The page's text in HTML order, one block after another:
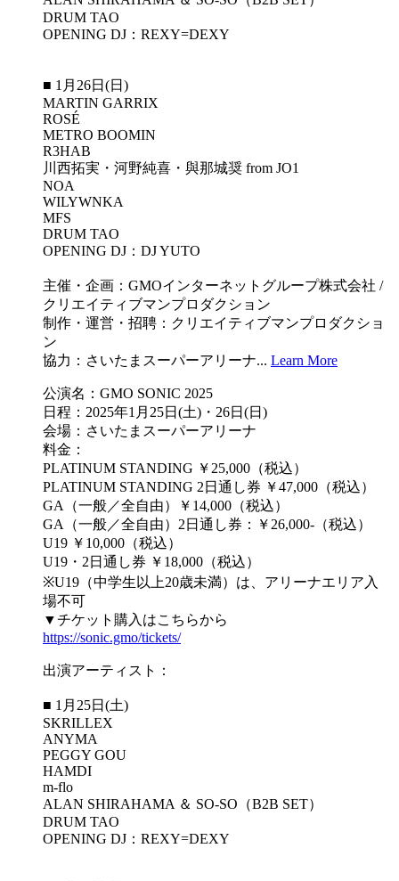
DRUM TAO
OPENING DJ：REXY=DEXY
■ 1月26日(日)
MARTIN GARRIX
ROSÉ
METRO BOOMIN
R3HAB
川西拓実・河野純喜・與那城奨 from JO1
NOA
WILYWNKA
MFS
DRUM TAO
OPENING DJ：DJ YUTO
主催・企画：GMOインターネットグループ株式会社 /
クリエイティブマンプロダクション
制作・運営・招聘：クリエイティブマンプロダクショ
ン
協力：さいたまスーパーアリーナ... Learn More
公演名：GMO SONIC 2025
日程：2025年1月25日(土)・26日(日)
会場：さいたまスーパーアリーナ
料金：
PLATINUM STANDING ￥25,000（税込）
PLATINUM STANDING 2日通し券 ￥47,000（税込）
GA（一般／全自由）￥14,000（税込）
GA（一般／全自由）2日通し券：￥26,000-（税込）
U19 ￥10,000（税込）
U19・2日通し券 ￥18,000（税込）
※U19（中学生以上20歳未満）は、アリーナエリア入
場不可
▼チケット購入はこちらから
https://sonic.gmo/tickets/
出演アーティスト：
■ 1月25日(土)
SKRILLEX
ANYMA
PEGGY GOU
HAMDI
m-flo
ALAN SHIRAHAMA ＆ SO-SO（B2B SET）
DRUM TAO
OPENING DJ：REXY=DEXY